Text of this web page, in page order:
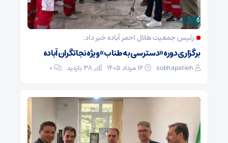
رئیس جمعیت هلال احمر آباده خبر داد:
برگزاری دوره «دسترسی به طناب» ویژه نجاتگران آباده
sobhapatieh ۰